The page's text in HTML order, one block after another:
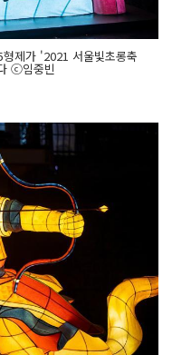
제가 '2021 서울빛초롱축
ⓒ임중빈